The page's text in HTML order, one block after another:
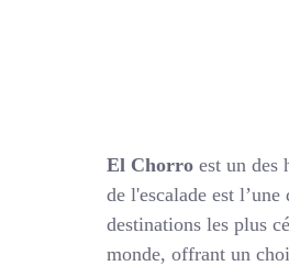
El Chorro est un des
de l'escalade est l’une
destinations les plus
monde, offrant un